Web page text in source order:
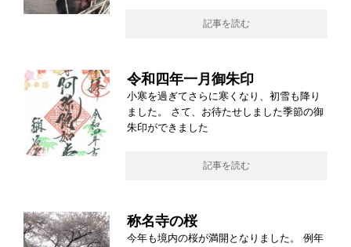
記事を読む
令和四年一月御朱印
小寒を過ぎてさらに寒くなり、初雪も降り
ました。 さて、お待たせしました季節の御
朱印ができました
記事を読む
称名寺の桜
今年も境内の桜が満開となりました。 例年